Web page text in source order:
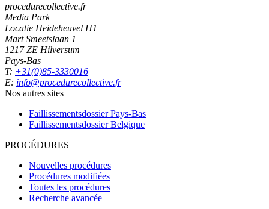
procedurecollective.fr
Media Park
Locatie Heideheuvel H1
Mart Smeetslaan 1
1217 ZE Hilversum
Pays-Bas
T: +31(0)85-3330016
E: info@procedurecollective.fr
Nos autres sites
Faillissementsdossier Pays-Bas
Faillissementsdossier Belgique
PROCÉDURES
Nouvelles procédures
Procédures modifiées
Toutes les procédures
Recherche avancée